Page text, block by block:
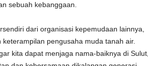
sebuah kebanggaan.
dari organisasi kepemudaan lainnya,
pengusaha muda tanah air.
kita dapat menjaga nama-baiknya di Sulut,